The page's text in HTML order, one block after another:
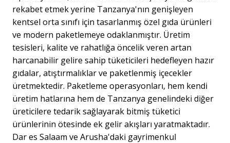
rekabet etmek yerine Tanzanya'nın genişleyen
kentsel orta sınıfı için tasarlanmış özel gıda ürünleri
ve modern paketlemeye odaklanmıştır. Üretim
tesisleri, kalite ve rahatlığa öncelik veren artan
harcanabilir gelire sahip tüketicileri hedefleyen hazır
gıdalar, atıştırmalıklar ve paketlenmiş içecekler
üretmektedir. Paketleme operasyonları, hem kendi
üretim hatlarına hem de Tanzanya genelindeki diğer
üreticilere tedarik sağlayarak bitmiş tüketici
ürünlerinin ötesinde ek gelir akışları yaratmaktadır.
Dar es Salaam ve Arusha'daki gayrimenkul